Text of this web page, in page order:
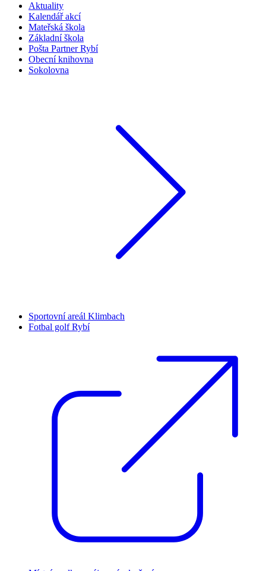
Aktuality
Kalendář akcí
Mateřská škola
Základní škola
Pošta Partner Rybí
Obecní knihovna
Sokolovna
Sportovní areál Klimbach
Fotbal golf Rybí